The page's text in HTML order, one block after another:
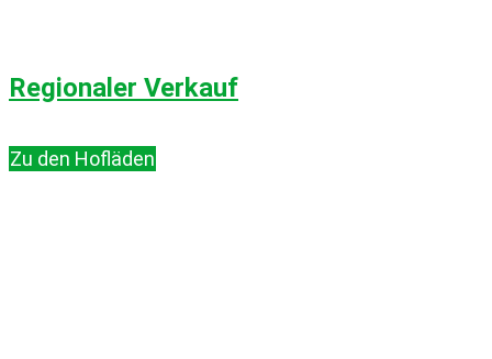
Regionaler Verkauf
Zu den Hofläden